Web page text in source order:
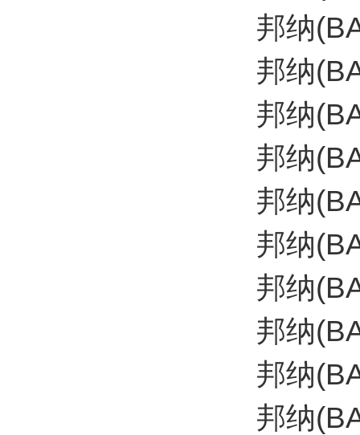
邦纳
邦纳
邦纳
邦纳
邦纳
邦纳
邦纳
邦纳
邦纳
邦纳